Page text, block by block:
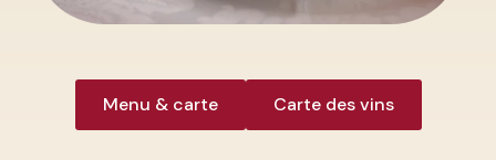
Menu & carte Carte des vins